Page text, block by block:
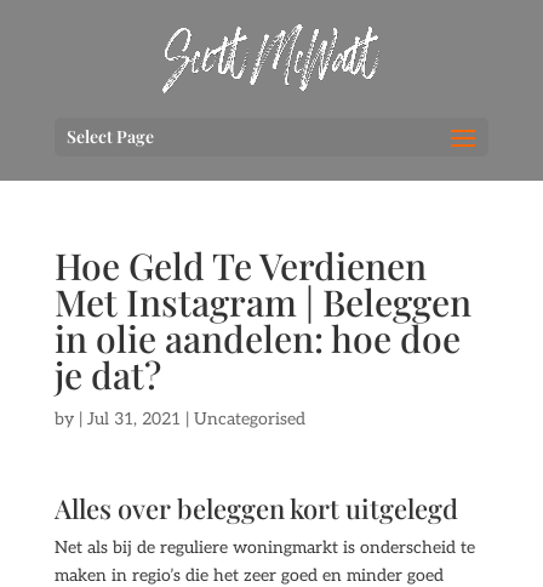
Select Page
Hoe Geld Te Verdienen
Met Instagram | Beleggen
in olie aandelen: hoe doe
je dat?
by | Jul 31, 2021 | Uncategorised
Alles over beleggen kort uitgelegd
Net als bij de reguliere woningmarkt is onderscheid te
maken in regio’s die het zeer goed en minder goed